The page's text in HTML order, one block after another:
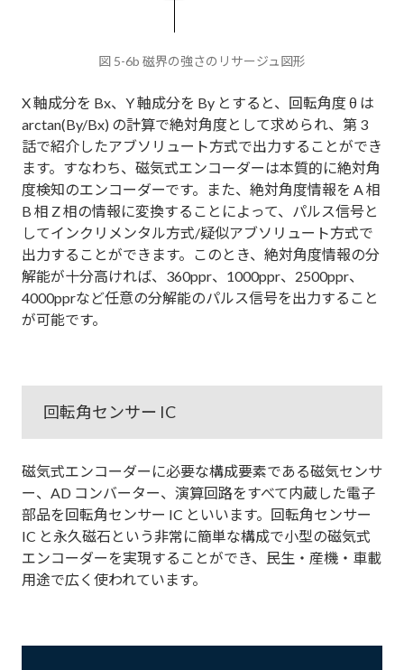
図 5-6b 磁界の強さのリサージュ図形
X 軸成分を Bx、Y 軸成分を By とすると、回転角度 θ は
arctan(By/Bx) の計算で絶対角度として求められ、第 3
話で紹介したアブソリュート方式で出力することができ
ます。すなわち、磁気式エンコーダーは本質的に絶対角
度検知のエンコーダーです。また、絶対角度情報を A 相
B 相 Z 相の情報に変換することによって、パルス信号と
してインクリメンタル方式/疑似アブソリュート方式で
出力することができます。このとき、絶対角度情報の分
解能が十分高ければ、360ppr、1000ppr、2500ppr、
4000pprなど任意の分解能のパルス信号を出力すること
が可能です。
回転角センサー IC
磁気式エンコーダーに必要な構成要素である磁気センサ
ー、AD コンバーター、演算回路をすべて内蔵した電子
部品を回転角センサー IC といいます。回転角センサー
IC と永久磁石という非常に簡単な構成で小型の磁気式
エンコーダーを実現することができ、民生・産機・車載
用途で広く使われています。